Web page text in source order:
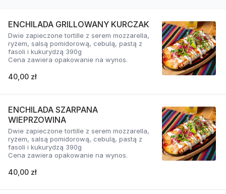
ENCHILADA GRILLOWANY KURCZAK
Dwie zapieczone tortille z serem mozzarella,
ryżem, salsą pomidorową, cebulą, pastą z
fasoli i kukurydzą 390g
Cena zawiera opakowanie na wynos.
40,00 zł
ENCHILADA SZARPANA
WIEPRZOWINA
Dwie zapieczone tortille z serem mozzarella,
ryżem, salsą pomidorową, cebulą, pastą z
fasoli i kukurydzą 390g
Cena zawiera opakowanie na wynos.
40,00 zł